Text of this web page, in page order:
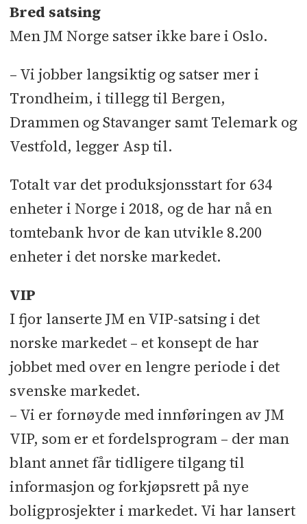
Bred satsing
Men JM Norge satser ikke bare i Oslo.
– Vi jobber langsiktig og satser mer i
Trondheim, i tillegg til Bergen,
Drammen og Stavanger samt Telemark og
Vestfold, legger Asp til.
Totalt var det produksjonsstart for 634
enheter i Norge i 2018, og de har nå en
tomtebank hvor de kan utvikle 8.200
enheter i det norske markedet.
VIP
I fjor lanserte JM en VIP-satsing i det
norske markedet – et konsept de har
jobbet med over en lengre periode i det
svenske markedet.
– Vi er fornøyde med innføringen av JM
VIP, som er et fordelsprogram – der man
blant annet får tidligere tilgang til
informasjon og forkjøpsrett på nye
boligprosjekter i markedet. Vi har lansert